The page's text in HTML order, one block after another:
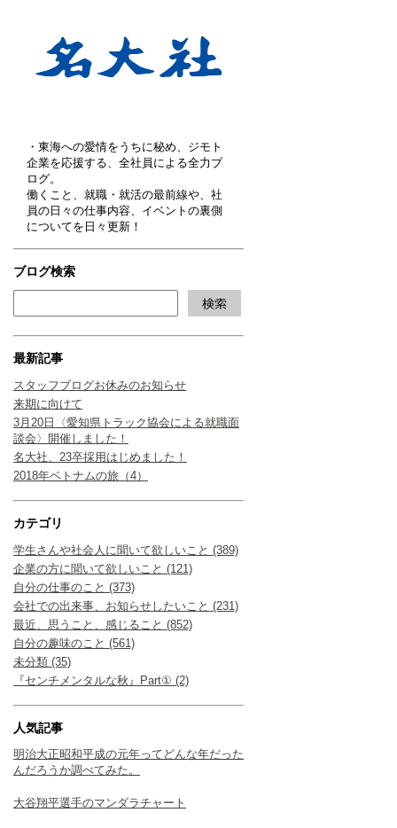
・東海への愛情をうちに秘め、ジモト
企業を応援する、全社員による全力ブ
ログ。
働くこと、就職・就活の最前線や、社
員の日々の仕事内容、イベントの裏側
についてを日々更新！
ブログ検索
最新記事
スタッフブログお休みのお知らせ
来期に向けて
3月20日〈愛知県トラック協会による就職面
談会〉開催しました！
名大社、23卒採用はじめました！
2018年ベトナムの旅（4）
カテゴリ
学生さんや社会人に聞いて欲しいこと (389)
企業の方に聞いて欲しいこと (121)
自分の仕事のこと (373)
会社での出来事、お知らせしたいこと (231)
最近、思うこと、感じること (852)
自分の趣味のこと (561)
未分類 (35)
『センチメンタルな秋』Part① (2)
人気記事
明治大正昭和平成の元年ってどんな年だった
んだろうか調べてみた。
大谷翔平選手のマンダラチャート